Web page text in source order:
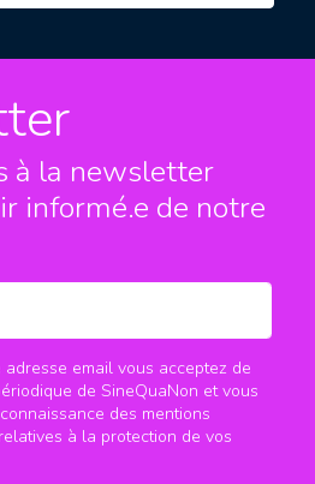
à la newsletter
informé.e de notre
email vous acceptez de
de SineQuaNon et vous
des mentions
à la protection de vos